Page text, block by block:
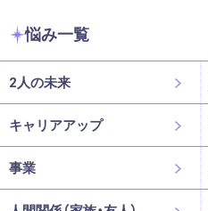
悩み一覧
2人の未来
キャリアアップ
事業